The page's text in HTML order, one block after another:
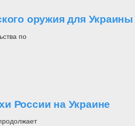
оружия для
по
России на Украине